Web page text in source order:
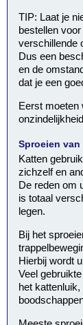
TIP: Laat je
bestellen
verschillende
Dus een
en de
dat je een
Eerst moeten
Sproeien van
Katten
zichzelf en
De reden om
is totaal
legen.
Bij het
Hierbij wordt
Veel
het